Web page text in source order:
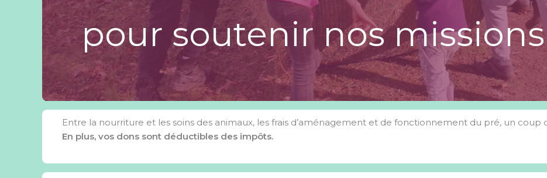
pour soutenir nos
Entre la nourriture et les soins des animaux, les frais d’aménagement et de fonctionnement du pré, un coup
En plus, vos dons sont déductibles des impôts.